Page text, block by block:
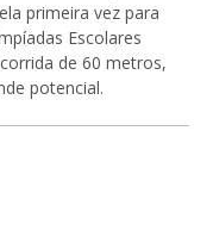
primeira vez para
Escolares
de 60 metros,
potencial.